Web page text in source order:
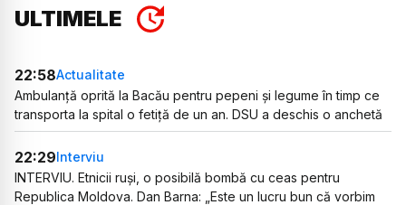
ULTIMELE
22:58Actualitate
Ambulanță oprită la Bacău pentru pepeni și legume în timp ce
transporta la spital o fetiță de un an. DSU a deschis o anchetă
22:29Interviu
INTERVIU. Etnicii ruși, o posibilă bombă cu ceas pentru
Republica Moldova. Dan Barna: „Este un lucru bun că vorbim